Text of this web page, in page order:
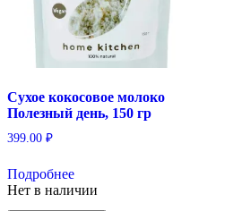
Сухое кокосовое молоко
Полезный день, 150 гр
399.00 ₽
Подробнее
Нет в наличии